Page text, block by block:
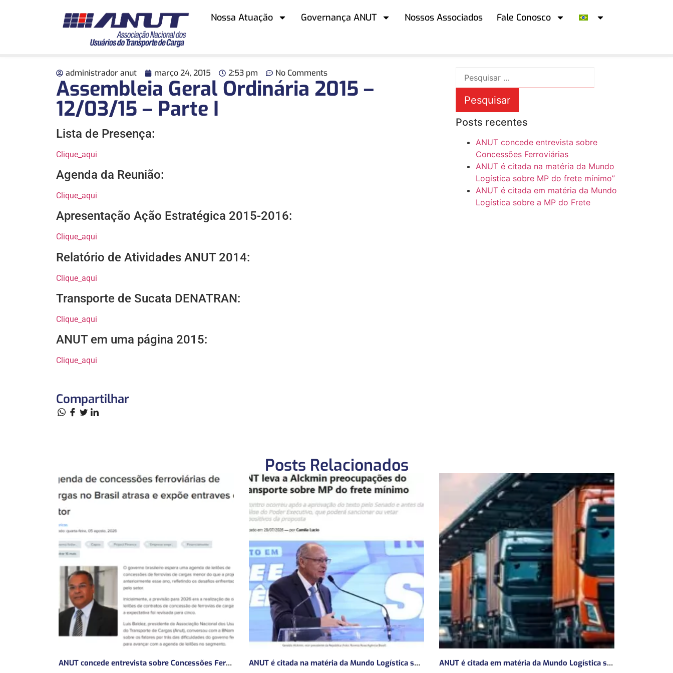
Nossa Atuação Governança ANUT Nossos Associados Fale Conosco
administrador anut março 24, 2015 2:53 pm No Comments
Assembleia Geral Ordinária 2015 –
12/03/15 – Parte I
Lista de Presença:
Clique_aqui
Agenda da Reunião:
Clique_aqui
Apresentação Ação Estratégica 2015-2016:
Clique_aqui
Relatório de Atividades ANUT 2014:
Clique_aqui
Transporte de Sucata DENATRAN:
Clique_aqui
ANUT em uma página 2015:
Clique_aqui
Compartilhar
Posts recentes
ANUT concede entrevista sobre
Concessões Ferroviárias
ANUT é citada na matéria da Mundo
Logística sobre MP do frete mínimo”
ANUT é citada em matéria da Mundo
Logística sobre a MP do Frete
Posts Relacionados
ANUT concede entrevista sobre Concessões Ferroviárias ANUT é citada na matéria da Mundo Logística sobre MP do frete mínimo” ANUT é citada em matéria da Mundo Logística sobre a MP do Frete